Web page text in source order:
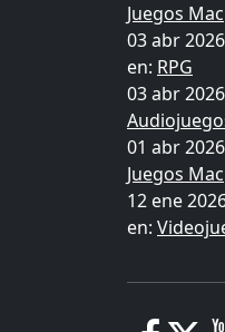
Juegos Mac
03 abr 2026
en: RPG
03 abr 2026
01 abr 2026
Juegos Mac
12 ene
en: